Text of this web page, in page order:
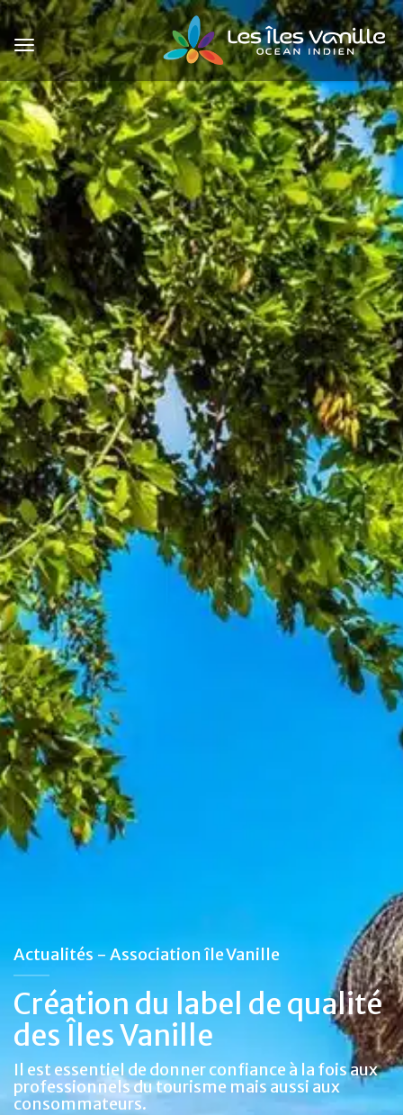
Actualités - Association île Vanille
Création du label de qualité
des Îles Vanille
Il est essentiel de donner confiance à la fois aux
professionnels du tourisme mais aussi aux
consommateurs.